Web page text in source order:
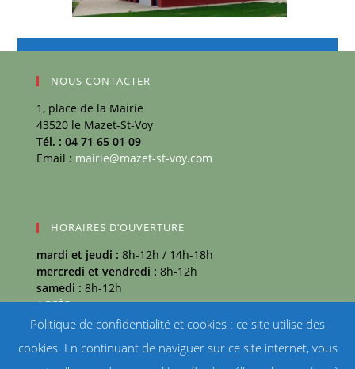
NOUS CONTACTER
1, place de la Mairie
43520 le Mazet-St-Voy
Tél. : 04 71 65 01 09
Email : mairie@mazet-st-voy.com
HORAIRES D’OUVERTURE
mardi et jeudi : 8h-12h / 14h-18h
mercredi et vendredi : 8h-12h
samedi : 8h-12h
ACCÈS
MÉTÉO
Politique de confidentialité et cookies : ce site utilise des
cookies. En continuant de naviguer sur ce site internet, vous